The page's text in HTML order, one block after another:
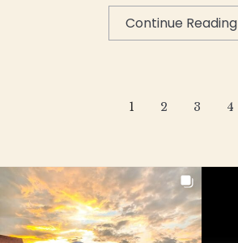
Continue Reading
1 2 3 4